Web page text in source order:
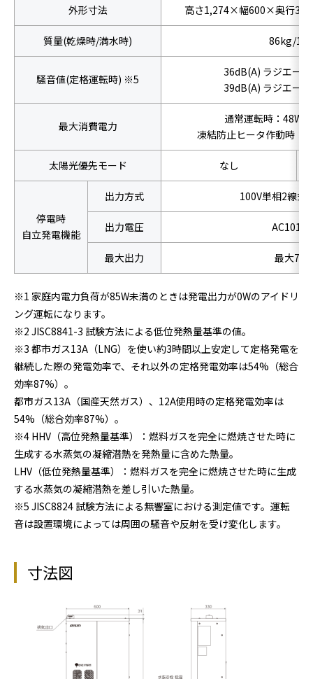
外形寸法 高さ1,274×幅600×奥行
質量(乾燥時/満水時) 86kg/
騒音値(定格運転時) ※5
36dB(A) ラジエー
39dB(A) ラジエー
最大消費電力
通常運転時：48W
凍結防止ヒータ作動時：
太陽光優先モード なし
停電時
自立発電機能
出力方式 100V単相2線式
出力電圧
最大出力 最大
※1 家庭内電力負荷が85W未満のときは発電出力が0Wのアイドリ
ング運転になります。
※2 JISC8841-3 試験方法による低位発熱量基準の値。
※3 都市ガス13A（LNG）を使い約3時間以上安定して定格発電を
継続した際の発電効率で、それ以外の定格発電効率は54%（総合
効率87%）。
都市ガス13A（国産天然ガス）、12A使用時の定格発電効率は
54%（総合効率87%）。
※4 HHV（高位発熱量基準）：燃料ガスを完全に燃焼させた時に
生成する水蒸気の凝縮潜熱を発熱量に含めた熱量。
LHV（低位発熱量基準）：燃料ガスを完全に燃焼させた時に生成
する水蒸気の凝縮潜熱を差し引いた熱量。
※5 JISC8824 試験方法による無響室における測定値です。運転
音は設置環境によっては周囲の騒音や反射を受け変化します。
寸法図